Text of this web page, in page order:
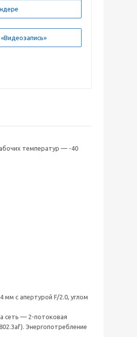
температур — -40
мм с апертурой F/2.0, углом
сеть — 2-потоковая
Энергопотребление